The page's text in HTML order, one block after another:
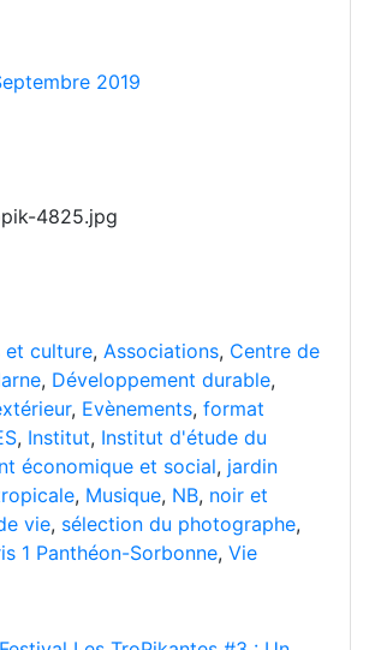
2019
4825.jpg
et culture, Associations, Centre de
, Développement durable,
, Evènements, format
, Institut, Institut d'étude du
économique et social, jardin
, Musique, NB, noir et
vie, sélection du photographe,
1 Panthéon-Sorbonne, Vie